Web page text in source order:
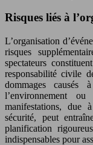
Risques liés à
L’organisation
risques
spectateurs
responsabilité civile
dommages
l’environnement
manifestations, due
sécurité, peut
planification
indispensables pour